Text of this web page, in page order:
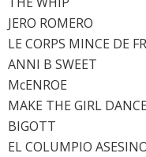
JERO ROMERO
LE CORPS MINCE DE
ANNI B SWEET
McENROE
MAKE THE GIRL
BIGOTT
EL COLUMPIO